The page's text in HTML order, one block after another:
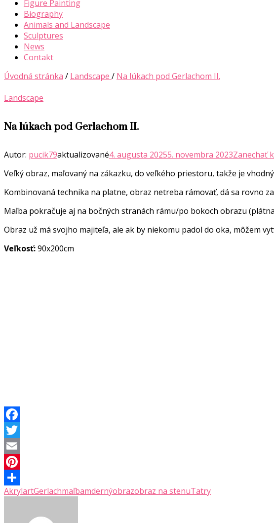
Figure Painting
Biography
Animals and Landscape
Sculptures
News
Contakt
Úvodná stránka / Landscape / Na lúkach pod Gerlachom II.
Landscape
Na lúkach pod Gerlachom II.
Autor: pucik79aktualizované4. augusta 20255. novembra 2023Zanechať
Veľký obraz, maľovaný na zákazku, do veľkého priestoru, takže je
Kombinovaná technika na platne, obraz netreba rámovať, dá sa rovno
Maľba pokračuje aj na bočných stranách rámu/po bokoch obrazu
Obraz už má svojho majiteľa, ale ak by niekomu padol do oka, môžem
Veľkosť:90x200cm
Facebook
Twitter
Email
Pinterest
Share
AkrylartGerlachmaľbamdernýobrazobraz na stenuTatry